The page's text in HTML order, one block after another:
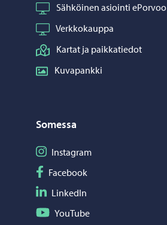
Sähköinen asiointi ePorvoo
Verkkokauppa
Kartat ja paikkatiedot
Kuvapankki
Somessa
Seuraa Instagram
Instagram
Seuraa Facebook
Facebook
Seuraa LinkedIn
LinkedIn
Seuraa YouTube
YouTube